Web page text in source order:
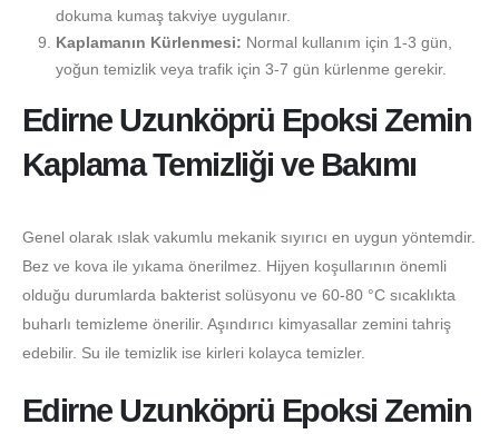
dokuma kumaş takviye uygulanır.
Kaplamanın Kürlenmesi: Normal kullanım için 1-3 gün,
yoğun temizlik veya trafik için 3-7 gün kürlenme gerekir.
Edirne Uzunköprü Epoksi Zemin
Kaplama Temizliği ve Bakımı
Genel olarak ıslak vakumlu mekanik sıyırıcı en uygun yöntemdir.
Bez ve kova ile yıkama önerilmez. Hijyen koşullarının önemli
olduğu durumlarda bakterist solüsyonu ve 60-80 °C sıcaklıkta
buharlı temizleme önerilir. Aşındırıcı kimyasallar zemini tahriş
edebilir. Su ile temizlik ise kirleri kolayca temizler.
Edirne Uzunköprü Epoksi Zemin